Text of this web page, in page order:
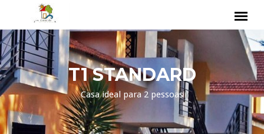
T1 STANDARD
Casa ideal para 2 pessoas